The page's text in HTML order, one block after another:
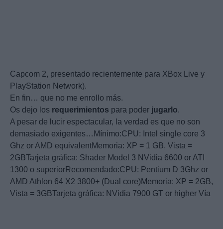
Capcom 2, presentado recientemente para XBox Live y
PlayStation Network).
En fin… que no me enrollo más.
Os dejo los requerimientos para poder jugarlo.
A pesar de lucir espectacular, la verdad es que no son
demasiado exigentes…Mínimo:CPU: Intel single core 3
Ghz or AMD equivalentMemoria: XP = 1 GB, Vista =
2GBTarjeta gráfica: Shader Model 3 NVidia 6600 or ATI
1300 o superiorRecomendado:CPU: Pentium D 3Ghz or
AMD Athlon 64 X2 3800+ (Dual core)Memoria: XP = 2GB,
Vista = 3GBTarjeta gráfica: NVidia 7900 GT or higher Vía